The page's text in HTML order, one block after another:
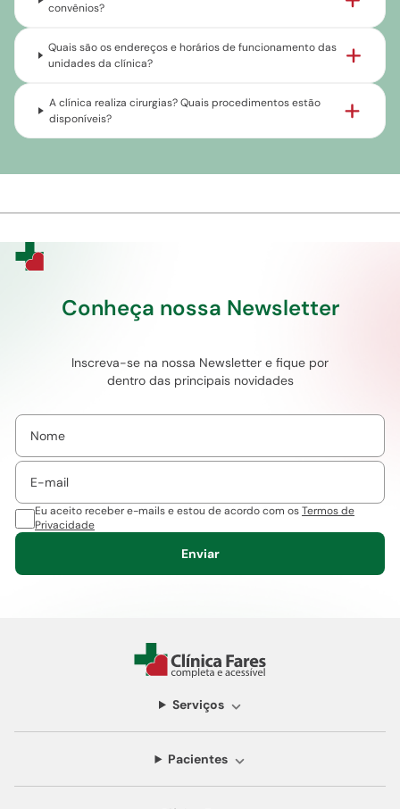
convênios?
Quais são os endereços e horários de funcionamento das
unidades da clínica?
A clínica realiza cirurgias? Quais procedimentos estão
disponíveis?
Conheça nossa Newsletter
Inscreva-se na nossa Newsletter e fique por
dentro das principais novidades
Eu aceito receber e-mails e estou de acordo com osTermos de
Privacidade
Enviar
Serviços
Pacientes